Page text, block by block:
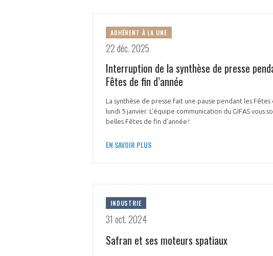
ADHÉRENT À LA UNE
22 déc. 2025
Interruption de la synthèse de presse
Fêtes de fin d’année
La synthèse de presse fait une pause pendant les
lundi 5 janvier. L’équipe communication du GIFAS vous
belles Fêtes de fin d’année !
EN SAVOIR PLUS
INDUSTRIE
31 oct. 2024
Safran et ses moteurs spatiaux